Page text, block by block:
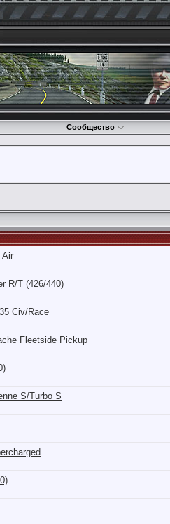
Сообщество
Air
R/T (426/440)
Civ/Race
Fleetside Pickup
S/Turbo S